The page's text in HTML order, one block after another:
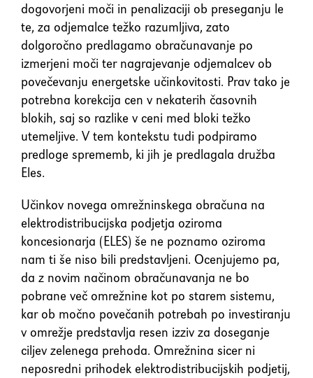
dogovorjeni moči in penalizaciji ob preseganju le
te, za odjemalce težko razumljiva, zato
dolgoročno predlagamo obračunavanje po
izmerjeni moči ter nagrajevanje odjemalcev ob
povečevanju energetske učinkovitosti. Prav tako je
potrebna korekcija cen v nekaterih časovnih
blokih, saj so razlike v ceni med bloki težko
utemeljive. V tem kontekstu tudi podpiramo
predloge sprememb, ki jih je predlagala družba
Eles.
Učinkov novega omrežninskega obračuna na
elektrodistribucijska podjetja oziroma
koncesionarja (ELES) še ne poznamo oziroma
nam ti še niso bili predstavljeni. Ocenjujemo pa,
da z novim načinom obračunavanja ne bo
pobrane več omrežnine kot po starem sistemu,
kar ob močno povečanih potrebah po investiranju
v omrežje predstavlja resen izziv za doseganje
ciljev zelenega prehoda. Omrežnina sicer ni
neposredni prihodek elektrodistribucijskih podjetij,